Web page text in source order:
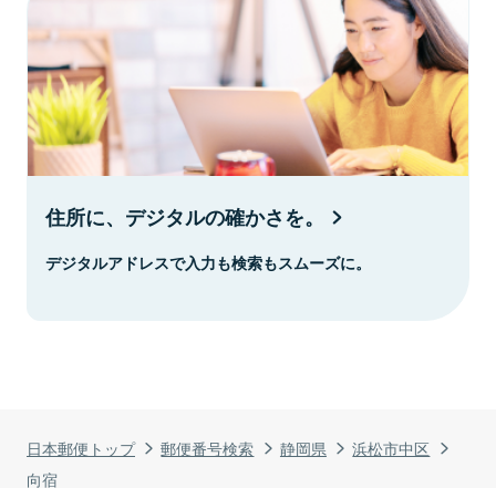
日本郵便トップ 郵便番号検索 静岡県
浜松市中区
向宿
住所に、デジタルの確かさを。
デジタルアドレスで入力も検索もスムーズに。